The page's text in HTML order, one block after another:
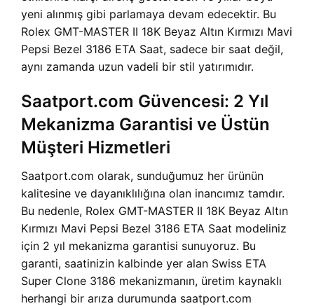
yeni alınmış gibi parlamaya devam edecektir. Bu
Rolex GMT-MASTER II 18K Beyaz Altın Kırmızı Mavi
Pepsi Bezel 3186 ETA Saat, sadece bir saat değil,
aynı zamanda uzun vadeli bir stil yatırımıdır.
Saatport.com Güvencesi: 2 Yıl
Mekanizma Garantisi ve Üstün
Müşteri Hizmetleri
Saatport.com olarak, sunduğumuz her ürünün
kalitesine ve dayanıklılığına olan inancımız tamdır.
Bu nedenle, Rolex GMT-MASTER II 18K Beyaz Altın
Kırmızı Mavi Pepsi Bezel 3186 ETA Saat modeliniz
için 2 yıl mekanizma garantisi sunuyoruz. Bu
garanti, saatinizin kalbinde yer alan Swiss ETA
Super Clone 3186 mekanizmanın, üretim kaynaklı
herhangi bir arıza durumunda saatport.com